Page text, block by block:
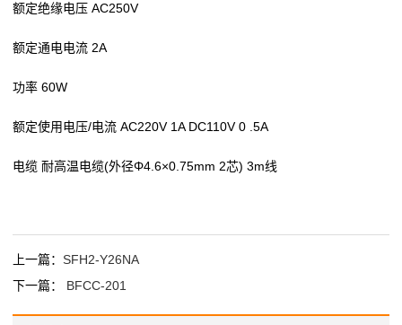
额定绝缘电压 AC250V
额定通电电流 2A
功率 60W
额定使用电压/电流 AC220V 1A DC110V 0 .5A
电缆 耐高温电缆(外径Φ4.6×0.75mm 2芯) 3m线
上一篇： SFH2-Y26NA
下一篇： BFCC-201